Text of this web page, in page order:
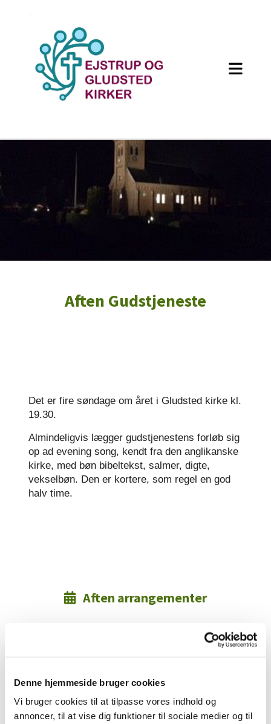
Denne hjemmeside bruger cookies
Vi bruger cookies til at tilpasse vores indhold og
annoncer, til at vise dig funktioner til sociale medier og til
Aften Gudstjeneste
Det er fire søndage om året i Gludsted kirke kl.
19.30.
Almindeligvis lægger gudstjenestens forløb sig
op ad evening song, kendt fra den anglikanske
kirke, med bøn bibeltekst, salmer, digte,
vekselbøn. Den er kortere, som regel en god
halv time.
Aften arrangementer